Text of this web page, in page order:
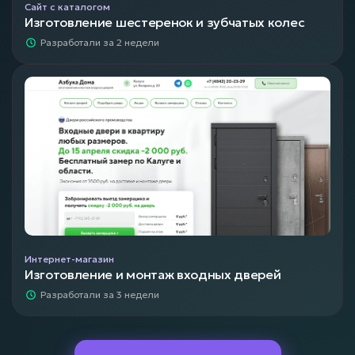
Сайт с каталогом
Изготовление шестеренок и зубчатых колес
Разработали за 2 недели
Интернет-магазин
Изготовление и монтаж входных дверей
Разработали за 3 недели